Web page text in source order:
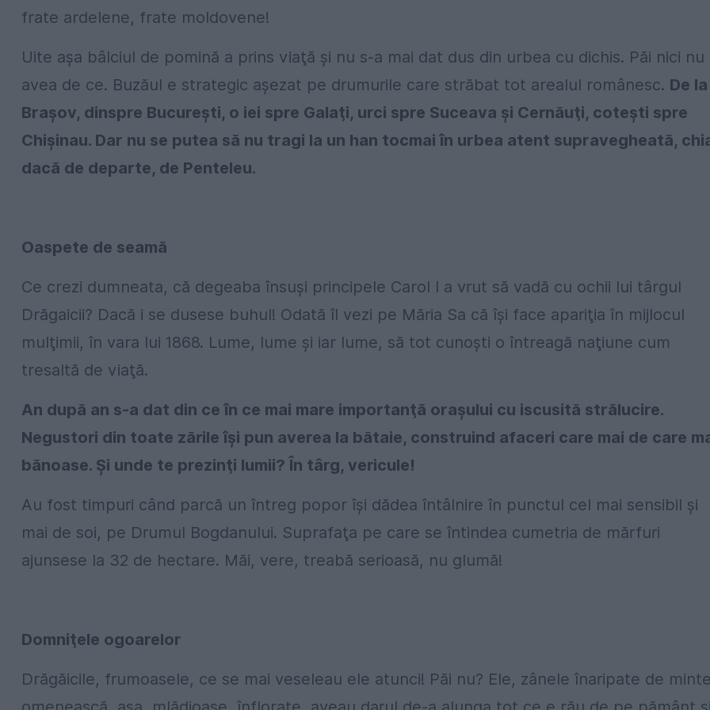
frate ardelene, frate moldovene!
Uite aşa bâlciul de pomină a prins viaţă şi nu s-a mai dat dus din urbea cu dichis. Păi nici nu
avea de ce. Buzăul e strategic aşezat pe drumurile care străbat tot arealul românesc. De la
Braşov, dinspre Bucureşti, o iei spre Galaţi, urci spre Suceava şi Cernăuţi, coteşti spre
Chişinau. Dar nu se putea să nu tragi la un han tocmai în urbea atent supravegheată,
dacă de departe, de Penteleu.
Oaspete de seamă
Ce crezi dumneata, că degeaba însuşi principele Carol I a vrut să vadă cu ochii lui târgul
Drăgaicii? Dacă i se dusese buhul! Odată îl vezi pe Măria Sa că îşi face apariţia în mijlocul
mulţimii, în vara lui 1868. Lume, lume şi iar lume, să tot cunoşti o întreagă naţiune cum
tresaltă de viaţă.
An după an s-a dat din ce în ce mai mare importanţă oraşului cu iscusită strălucire.
Negustori din toate zările îşi pun averea la bătaie, construind afaceri care mai de care
bănoase. Şi unde te prezinţi lumii? În târg, vericule!
Au fost timpuri când parcă un întreg popor îşi dădea întâlnire în punctul cel mai sensibil şi
mai de soi, pe Drumul Bogdanului. Suprafaţa pe care se întindea cumetria de mărfuri
ajunsese la 32 de hectare. Măi, vere, treabă serioasă, nu glumă!
Domniţele ogoarelor
Drăgăicile, frumoasele, ce se mai veseleau ele atunci! Păi nu? Ele, zânele înaripate de